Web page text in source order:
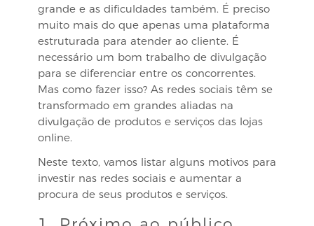
grande e as dificuldades também. É preciso
muito mais do que apenas uma plataforma
estruturada para atender ao cliente. É
necessário um bom trabalho de divulgação
para se diferenciar entre os concorrentes.
Mas como fazer isso? As redes sociais têm se
transformado em grandes aliadas na
divulgação de produtos e serviços das lojas
online.
Neste texto, vamos listar alguns motivos para
investir nas redes sociais e aumentar a
procura de seus produtos e serviços.